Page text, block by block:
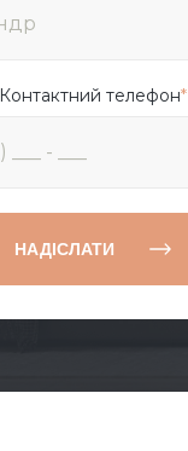
Контактний телефон*
НАДІСЛАТИ